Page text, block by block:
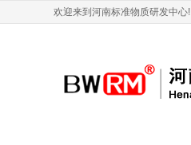
欢迎来到河南标准物质研发中心!